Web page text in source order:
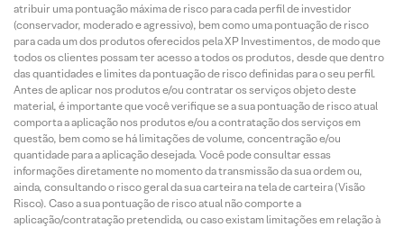
atribuir uma pontuação máxima de risco para cada perfil de investidor
(conservador, moderado e agressivo), bem como uma pontuação de risco
para cada um dos produtos oferecidos pela XP Investimentos, de modo que
todos os clientes possam ter acesso a todos os produtos, desde que dentro
das quantidades e limites da pontuação de risco definidas para o seu perfil.
Antes de aplicar nos produtos e/ou contratar os serviços objeto deste
material, é importante que você verifique se a sua pontuação de risco atual
comporta a aplicação nos produtos e/ou a contratação dos serviços em
questão, bem como se há limitações de volume, concentração e/ou
quantidade para a aplicação desejada. Você pode consultar essas
informações diretamente no momento da transmissão da sua ordem ou,
ainda, consultando o risco geral da sua carteira na tela de carteira (Visão
Risco). Caso a sua pontuação de risco atual não comporte a
aplicação/contratação pretendida, ou caso existam limitações em relação à